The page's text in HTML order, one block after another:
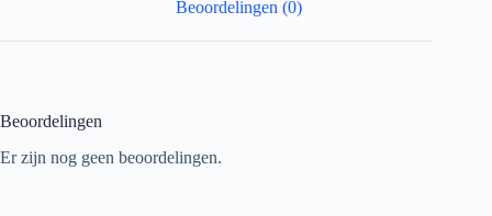
Beoordelingen (0)
Beoordelingen
Er zijn nog geen beoordelingen.